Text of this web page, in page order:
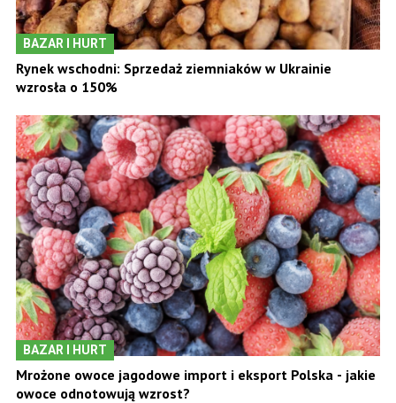
BAZAR I HURT
Rynek wschodni: Sprzedaż ziemniaków w Ukrainie
wzrosła o 150%
BAZAR I HURT
Mrożone owoce jagodowe import i eksport Polska - jakie
owoce odnotowują wzrost?